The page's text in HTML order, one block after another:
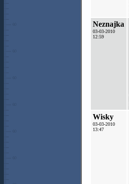
Neznajka
03-03-2010
12:59
Wisky
03-03-2010
13:47